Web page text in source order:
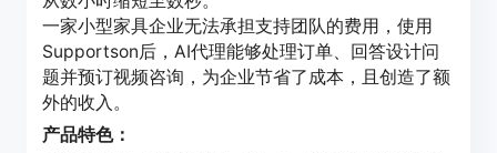
一家小型家具企业无法承担支持团队的费用，使用
Supportson后，AI代理能够处理订单、回答设计问
题并预订视频咨询，为企业节省了成本，且创造了额
外的收入。
产品特色：